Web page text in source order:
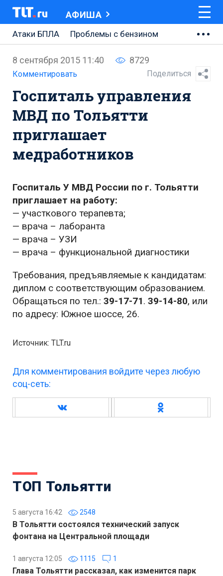
АФИША
Атаки БПЛА
Проблемы с бензином
АВТОВАЗ
Ремонт Центральной площади
Ремонт Обводного шоссе
Набережная Тольятти
Неделя Тольятти
8 сентября 2015 11:40 8729
Комментировать Поделиться
Госпиталь управления
МВД по Тольятти
приглашает
медработников
Госпиталь У МВД России по г. Тольятти
приглашает на работу:
— участкового терапевта;
— врача – лаборанта
— врача – УЗИ
— врача – функциональной диагностики
Требования, предъявляемые к кандидатам:
диплом с соответствующим образованием.
Обращаться по тел.: 39-17-71. 39-14-80, или
по адресу: Южное шоссе, 26.
Источник: TLT.ru
Для комментирования войдите через любую
соц-сеть:
ТОП Тольятти
5 августа 16:42 2548
В Тольятти состоялся технический запуск
фонтана на Центральной площади
1 августа 12:05 1115 1
Глава Тольятти рассказал, как изменится парк